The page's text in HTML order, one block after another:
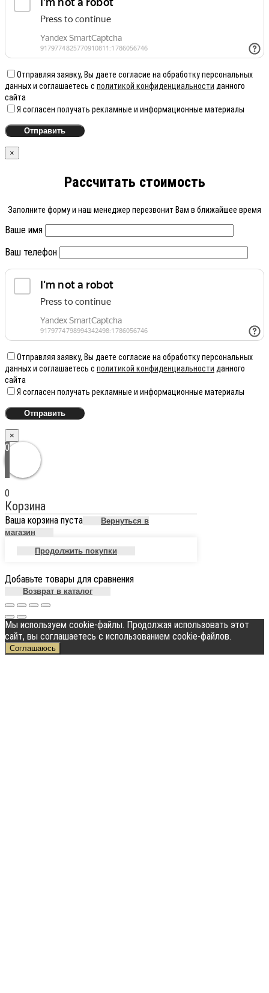
Отправляя заявку, Вы даете согласие на обработку персональных
данных и соглашаетесь с политикой конфиденциальности данного
сайта
Я согласен получать рекламные и информационные материалы
×
Рассчитать стоимость
Заполните форму и наш менеджер перезвонит Вам в ближайшее время
Ваше имя
Ваш телефон
Отправляя заявку, Вы даете согласие на обработку персональных
данных и соглашаетесь с политикой конфиденциальности данного
сайта
Я согласен получать рекламные и информационные материалы
×
0
0
Корзина
Ваша корзина пуста
Вернуться в
магазин
Продолжить покупки
Добавьте товары для сравнения
Возврат в каталог
Мы используем cookie-файлы. Продолжая использовать этот
сайт, вы соглашаетесь с использованием cookie-файлов.
Соглашаюсь